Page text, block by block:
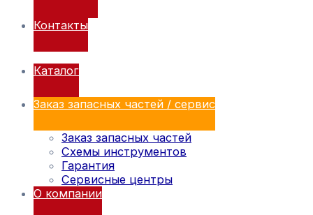
Контакты
Каталог
Заказ запасных частей / сервис
Заказ запасных частей
Схемы инструментов
Гарантия
Сервисные центры
О компании